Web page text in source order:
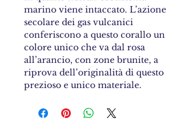
marino viene intaccato. L’azione
secolare dei gas vulcanici
conferiscono a questo corallo un
colore unico che va dal rosa
all’arancio, con zone brunite, a
riprova dell’originalità di questo
prezioso e unico materiale.